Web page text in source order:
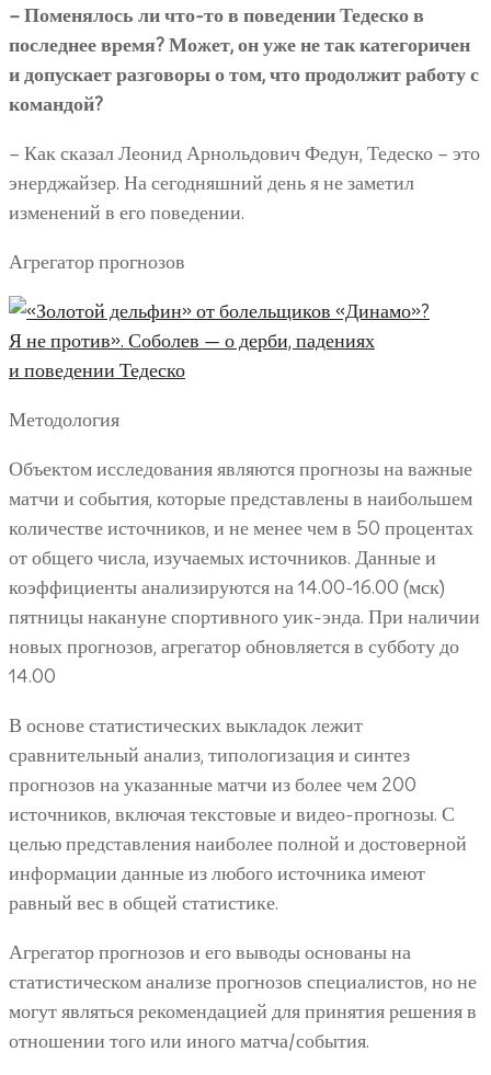
– Поменялось ли что-то в поведении Тедеско в
последнее время? Может, он уже не так категоричен
и допускает разговоры о том, что продолжит работу с
командой?
– Как сказал Леонид Арнольдович Федун, Тедеско – это
энерджайзер. На сегодняшний день я не заметил
изменений в его поведении.
Агрегатор прогнозов
Методология
Объектом исследования являются прогнозы на важные
матчи и события, которые представлены в наибольшем
количестве источников, и не менее чем в 50 процентах
от общего числа, изучаемых источников. Данные и
коэффициенты анализируются на 14.00-16.00 (мск)
пятницы накануне спортивного уик-энда. При наличии
новых прогнозов, агрегатор обновляется в субботу до
14.00
В основе статистических выкладок лежит
сравнительный анализ, типологизация и синтез
прогнозов на указанные матчи из более чем 200
источников, включая текстовые и видео-прогнозы. С
целью представления наиболее полной и достоверной
информации данные из любого источника имеют
равный вес в общей статистике.
Агрегатор прогнозов и его выводы основаны на
статистическом анализе прогнозов специалистов, но не
могут являться рекомендацией для принятия решения в
отношении того или иного матча/события.